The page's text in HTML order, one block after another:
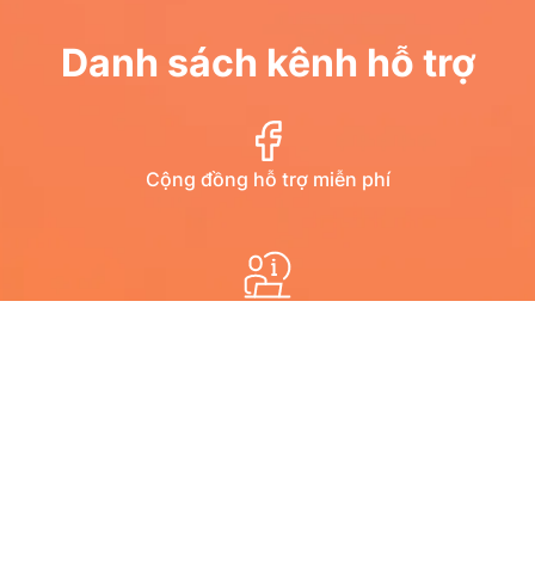
Danh sách kênh hỗ trợ
Cộng đồng hỗ trợ miễn phí